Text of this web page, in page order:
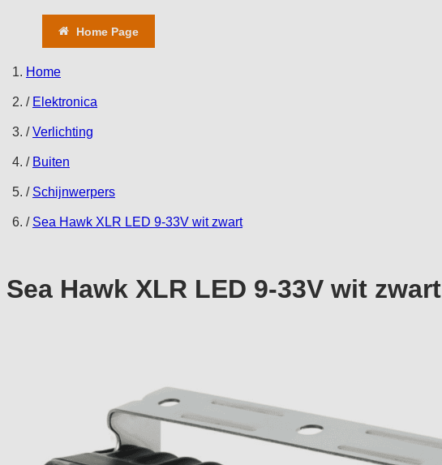
Home Page
Home
/ Elektronica
/ Verlichting
/ Buiten
/ Schijnwerpers
/ Sea Hawk XLR LED 9-33V wit zwart
Sea Hawk XLR LED 9-33V wit zwart